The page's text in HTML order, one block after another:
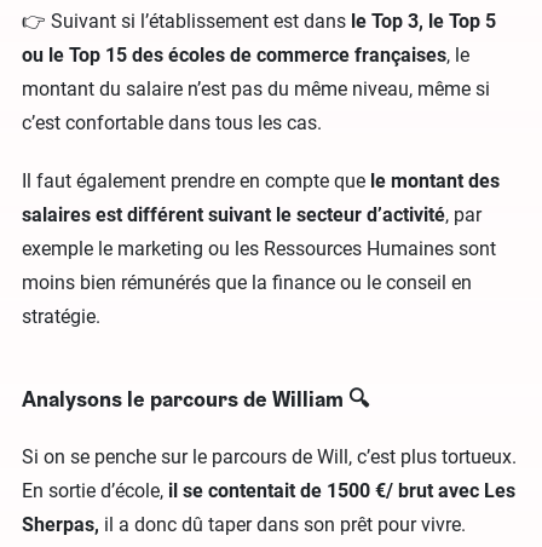
👉 Suivant si l’établissement est dans le Top 3, le Top 5
ou le Top 15 des écoles de commerce françaises, le
montant du salaire n’est pas du même niveau, même si
c’est confortable dans tous les cas.
Il faut également prendre en compte que le montant des
salaires est différent suivant le secteur d’activité, par
exemple le marketing ou les Ressources Humaines sont
moins bien rémunérés que la finance ou le conseil en
stratégie.
Analysons le parcours de William 🔍
Si on se penche sur le parcours de Will, c’est plus tortueux.
En sortie d’école, il se contentait de 1500 €/ brut avec Les
Sherpas, il a donc dû taper dans son prêt pour vivre.